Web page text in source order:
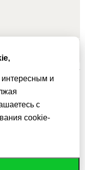
сайта. Если
сайт.
гиперссылка на
интересным и
с
cookie-